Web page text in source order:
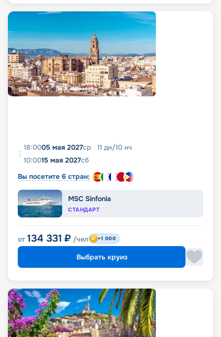
18:0005 мая 2027ср 11 дн/10 нч
10:0015 мая 2027сб
Вы посетите 6 стран:
MSC Sinfonia
СТАНДАРТ
от 134 331 ₽ /чел +1 000
Выбрать круиз